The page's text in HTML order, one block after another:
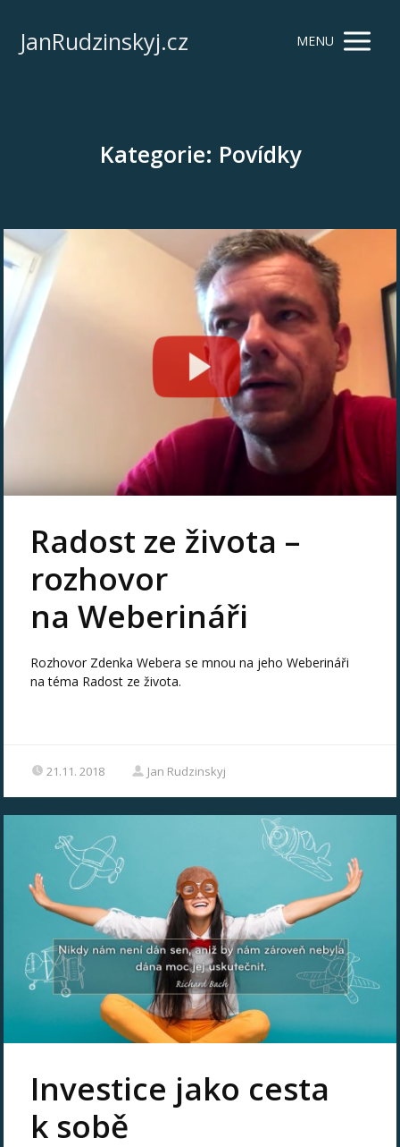
JanRudzinskyj.cz MENU
Kategorie: Povídky
Radost ze života –
rozhovor
na Weberináři
Rozhovor Zdenka Webera se mnou na jeho Weberináři
na téma Radost ze života.
21.11. 2018 Jan Rudzinskyj
Investice jako cesta
k sobě